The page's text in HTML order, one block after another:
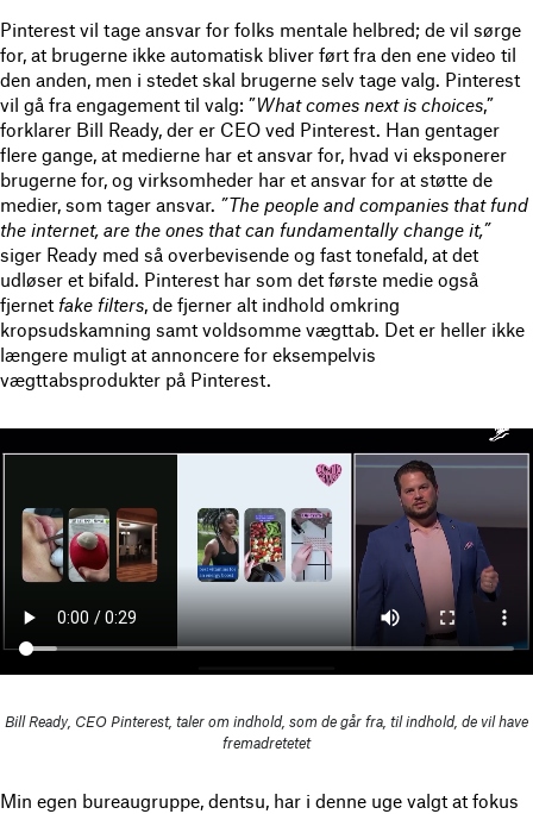
Pinterest vil tage ansvar for folks mentale helbred; de vil sørge
for, at brugerne ikke automatisk bliver ført fra den ene video til
den anden, men i stedet skal brugerne selv tage valg. Pinterest
vil gå fra engagement til valg: ”What comes next is choices,”
forklarer Bill Ready, der er CEO ved Pinterest. Han gentager
flere gange, at medierne har et ansvar for, hvad vi eksponerer
brugerne for, og virksomheder har et ansvar for at støtte de
medier, som tager ansvar. ”The people and companies that fund
the internet, are the ones that can fundamentally change it,”
siger Ready med så overbevisende og fast tonefald, at det
udløser et bifald. Pinterest har som det første medie også
fjernet fake filters, de fjerner alt indhold omkring
kropsudskamning samt voldsomme vægttab. Det er heller ikke
længere muligt at annoncere for eksempelvis
vægttabsprodukter på Pinterest.
Bill Ready, CEO Pinterest, taler om indhold, som de går fra, til indhold, de vil have
fremadretetet
Min egen bureaugruppe, dentsu, har i denne uge valgt at fokus